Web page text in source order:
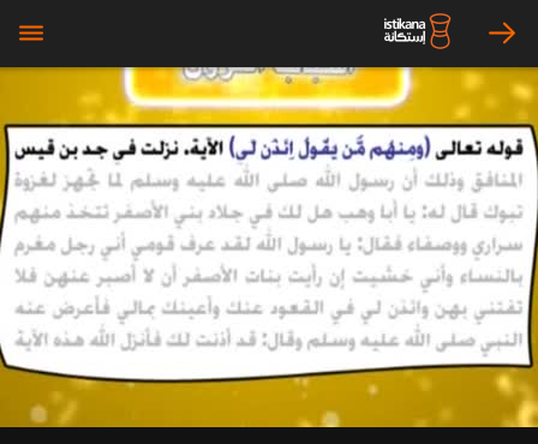
arrow_right
bars